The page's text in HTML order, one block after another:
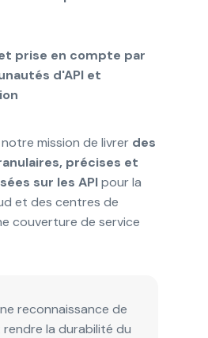
prise en compte par
d'API et
mission de livrer des
précises et
sur les APIpour la
et des centres de
couverture de service
reconnaissance de
rendre la durabilité du